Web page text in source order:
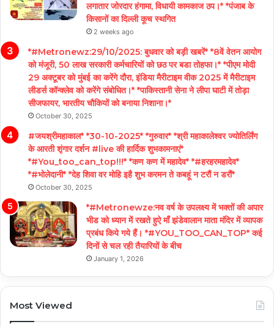
लगातार जोरदार हंगामा, विधायी कामकाज ठप।* *पंजाब के
किसानों का दिल्ली कूच स्थगित
2 weeks ago
*#Metronewz:29/10/2025: बुधवार को बड़ी खबरें* *8वें वेतन आयोग
को मंजूरी, 50 लाख सरकारी कर्मचारियों को छठ पर बडा तोहफा।* *पीएम मोदी
29 अक्टूबर को मुंबई का करेंगे दौरा, इंडिया मैरीटाइम वीक 2025 में मैरीटाइम
लीडर्स कॉन्क्लेव को करेंगे संबोधित।* *पाकिस्तानी सेना ने लीपा घाटी में तोड़ा
सीजफायर, भारतीय चौकियों को बनाया निशाना।*
October 30, 2025
#जयश्रीमहाकाल* *30-10-2025* *गुरुवार* *श्री महाकालेश्वर ज्योतिर्लिंग
के आरती शृंगार दर्शन #live की हार्दिक शुभकामनाएं*
*#You_too_can_top!!!* *कण कण में महादेव* *#हरहरमहादेव*
*#भोलेदानी* *देह शिवा वर मोहि इहै शुभ करमन ते कबहूं न टरौं न डरौं*
October 30, 2025
*#Metronewze:नव वर्ष के उपलक्ष्य में भक्तों की अपार
भीड को ध्यान में रखते हुऐ माँ झंडेवालान माता मंदिर में व्यापक
प्रबंध किये गये हैं। *#YOU_TOO_CAN_TOP* कई
दिनों से चल रही तैयारियों के बीच
January 1, 2026
Most Viewed